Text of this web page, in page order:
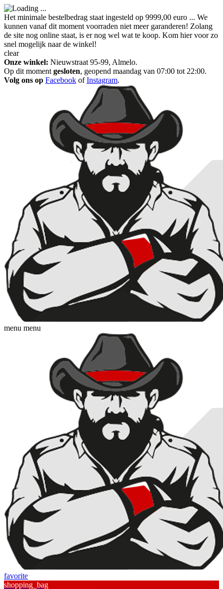
Het minimale bestelbedrag staat ingesteld op 9999,00 euro ... We
kunnen vanaf dit moment voorraden niet meer garanderen! Zolang
de site nog online staat, is er nog wel wat te koop. Kom hier voor zo
snel mogelijk naar de winkel!
clear
Onze winkel: Nieuwstraat 95-99, Almelo.
Op dit moment gesloten, geopend maandag van 07:00 tot 22:00.
Volg ons op Facebook ofInstagram.
menu menu
favorite
shopping_bag